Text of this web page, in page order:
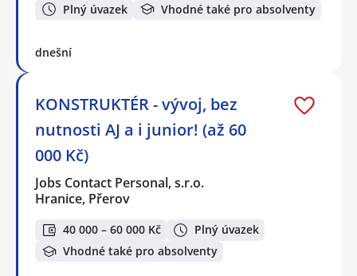
Plný úvazek Vhodné také pro absolventy
dnešní
KONSTRUKTÉR - vývoj, bez
nutnosti AJ a i junior! (až 60
000 Kč)
Jobs Contact Personal, s.r.o.
Hranice, Přerov
40 000 – 60 000 Kč
Plný úvazek
Vhodné také pro absolventy